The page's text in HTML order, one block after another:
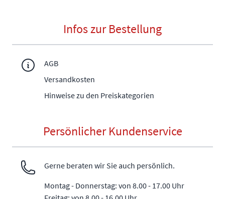
Infos zur Bestellung
AGB
Versandkosten
Hinweise zu den Preiskategorien
Persönlicher Kundenservice
Gerne beraten wir Sie auch persönlich.
Montag - Donnerstag: von 8.00 - 17.00 Uhr